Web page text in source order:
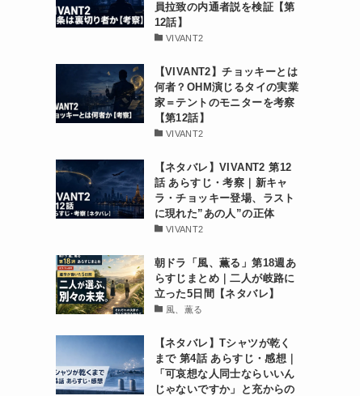
員拉致の内通者説を検証【第
12話】
VIVANT2
【VIVANT2】チョッキーとは
何者？OHM演じるタイの実業
家＝テントのモニターを考察
【第12話】
VIVANT2
【ネタバレ】VIVANT2 第12
話 あらすじ・考察｜新キャ
ラ・チョッキー登場、ラスト
に現れた”あの人”の正体
VIVANT2
朝ドラ「風、薫る」第18週あ
らすじまとめ｜二人が岐路に
立った5日間【ネタバレ】
風、薫る
【ネタバレ】Tシャツが乾く
まで 第4話 あらすじ・感想｜
「可哀想な人同士ならいいん
じゃないですか」と充からの